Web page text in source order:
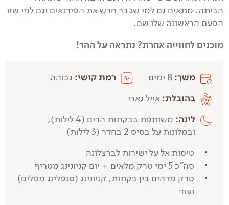
הביתה. מתאים גם למי שכבר חרש את הפירנאים וגם למי שזו
הפעם הראשונה שלו שם.
מוכנים לחווייה אחרת? נתראה על ההר!
משך: 8 ימים רמת קושי: גבוהה
בהובלת: אייל גארי
לינה:
משותפת בבקתות הרים (4 לילות),
ובמלונות על בסיס 2 בחדר (3 לילות)
טיסות אל על ישירות לברצלונה
סה"כ 5 ימי טרק מלאים + יום קניונינג מטריף
טרק מדהים בין בקתות, קניונינג (סנפלינג מפלים)
ועוד